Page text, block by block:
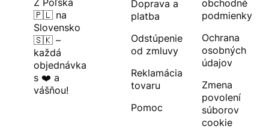
🇵🇱 na
Slovensko
🇸🇰 –
každá
objednávka
s ❤️ a
vášňou!
Doprava a
platba
Odstúpenie
od zmluvy
Reklamácia
tovaru
Pomoc
obchodné
podmienky
Ochrana
osobných
údajov
Zmena
povolení
súborov
cookie